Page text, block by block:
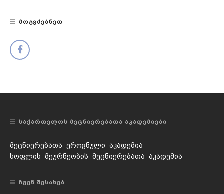
ᲛᲝᲒᲕᲫᲔᲑᲜᲔᲗ
ᲡᲐᲥᲐᲠᲗᲔᲚᲝᲡ ᲛᲔᲪᲜᲘᲔᲠᲔᲑᲐᲗᲐ ᲐᲙᲐᲓᲔᲛᲘᲔᲑᲘ
მეცნიერებათა ეროვნული აკადემია
სოფლის მეურნეობის მეცნიერებათა აკადემია
ᲩᲕᲔᲜ ᲨᲔᲡᲐᲮᲔᲑ